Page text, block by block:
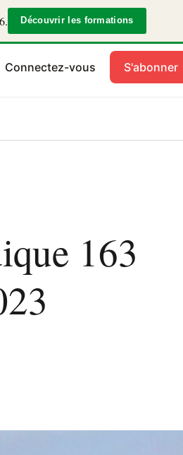
Découvrir les formations
Connectez-vous S'abonner
163